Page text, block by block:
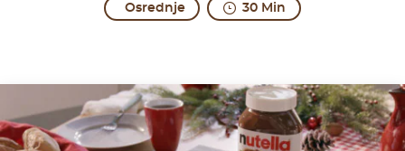
Osrednje 30 Min